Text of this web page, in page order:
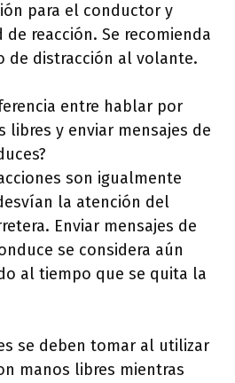
para el conductor y
reacción. Se recomienda
de distracción al volante.
entre hablar por
y enviar mensajes de
son igualmente
la atención del
Enviar mensajes de
se considera aún
al tiempo que se quita la
se deben tomar al utilizar
manos libres mientras